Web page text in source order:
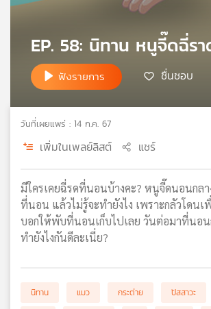
เรา
ไทย
เอส
แผนที่
วิทยุ
เครือ
ข่าย
EP. 58: นิทาน หนูจี๊ดฉี่รา
ฟังรายการ ชื่นชอบ
วันที่เผยแพร่ : 14 ก.ค. 67
เพิ่มในเพลย์ลิสต์ แชร์
มีใครเคยฉี่รดที่นอนบ้างคะ? หนูจี๊ดนอนกล
ที่นอน แล้วไม่รู้จะทำยังไง เพราะกลัวโดนเ
บอกให้พับที่นอนเก็บไปเลย วันต่อมาที่นอน
ทำยังไงกันดีละเนี่ย?
นิทาน แมว กระต่าย ปัสสาวะ